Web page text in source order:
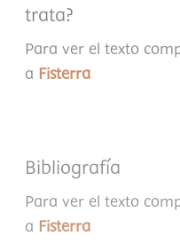
trata?
Para ver el texto
a Fisterra
Bibliografía
Para ver el texto
a Fisterra